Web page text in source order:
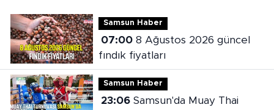
Samsun Haber
07:008 Ağustos 2026 güncel
fındık fiyatları
Samsun Haber
23:06Samsun'da Muay Thai